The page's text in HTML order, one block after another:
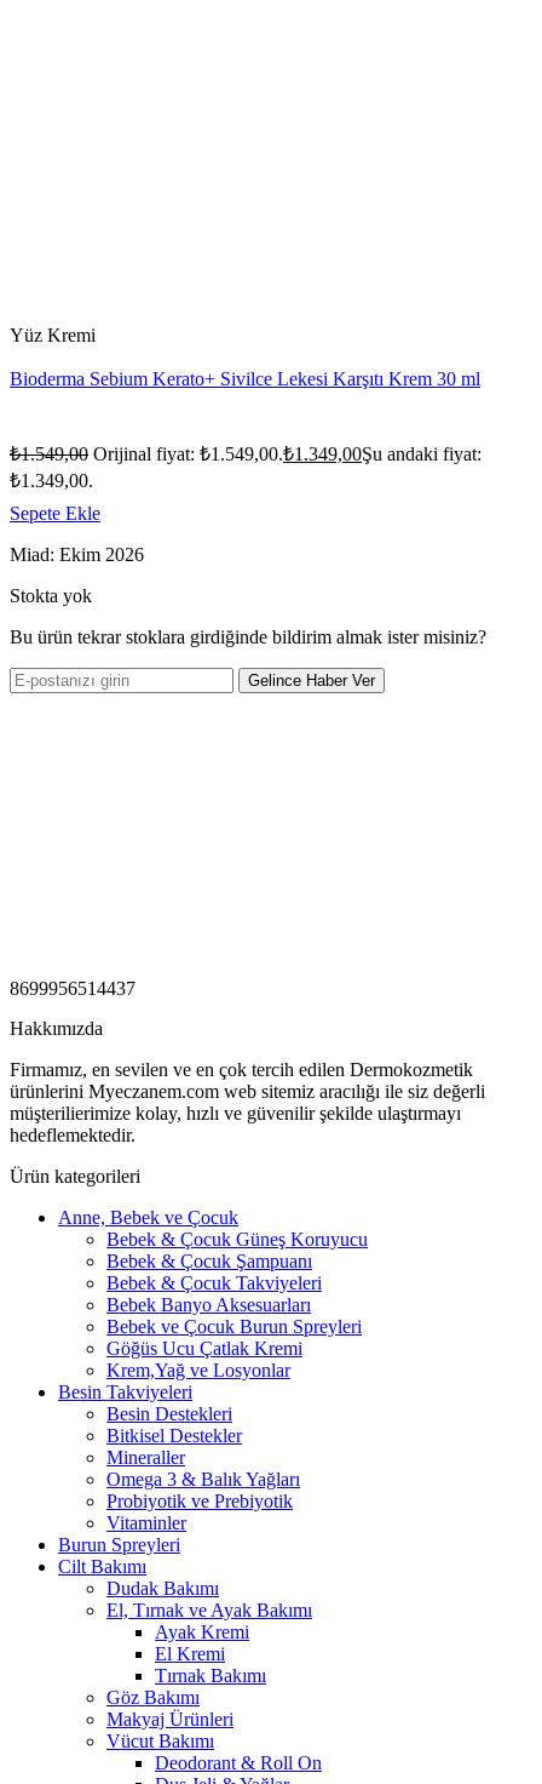
Yüz Kremi
Bioderma Sebium Kerato+ Sivilce Lekesi Karşıtı Krem 30 ml
₺1.549,00 Orijinal fiyat: ₺1.549,00.₺1.349,00Şu andaki fiyat:
₺1.349,00.
Sepete Ekle
Miad: Ekim 2026
Stokta yok
Bu ürün tekrar stoklara girdiğinde bildirim almak ister misiniz?
Gelince Haber Ver
8699956514437
Hakkımızda
Firmamız, en sevilen ve en çok tercih edilen Dermokozmetik
ürünlerini Myeczanem.com web sitemiz aracılığı ile siz değerli
müşterilierimize kolay, hızlı ve güvenilir şekilde ulaştırmayı
hedeflemektedir.
Ürün kategorileri
Anne, Bebek ve Çocuk
Bebek & Çocuk Güneş Koruyucu
Bebek & Çocuk Şampuanı
Bebek & Çocuk Takviyeleri
Bebek Banyo Aksesuarları
Bebek ve Çocuk Burun Spreyleri
Göğüs Ucu Çatlak Kremi
Krem,Yağ ve Losyonlar
Besin Takviyeleri
Besin Destekleri
Bitkisel Destekler
Mineraller
Omega 3 & Balık Yağları
Probiyotik ve Prebiyotik
Vitaminler
Burun Spreyleri
Cilt Bakımı
Dudak Bakımı
El, Tırnak ve Ayak Bakımı
Ayak Kremi
El Kremi
Tırnak Bakımı
Göz Bakımı
Makyaj Ürünleri
Vücut Bakımı
Deodorant & Roll On